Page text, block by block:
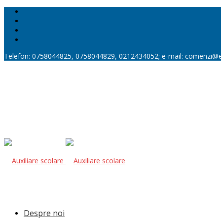
Telefon: 0758044825, 0758044829, 0212434052; e-mail:
Despre noi